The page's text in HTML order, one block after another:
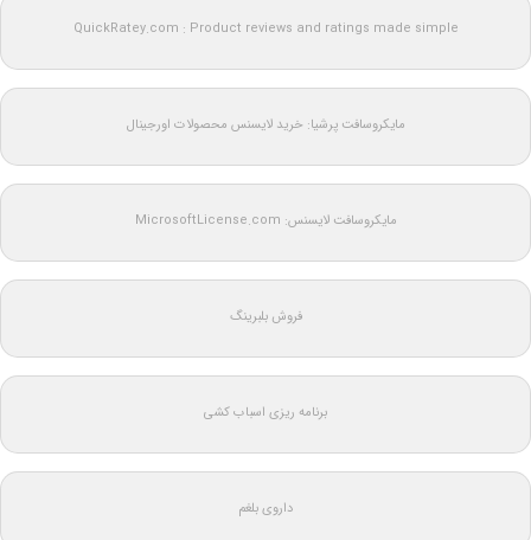
QuickRatey.com : Product reviews and ratings made simple
مایکروسافت پرشیا: خرید لایسنس محصولات اورجینال
مایکروسافت لایسنس: MicrosoftLicense.com
فروش بلبرینگ
برنامه ریزی اسباب کشی
داروی بلغم